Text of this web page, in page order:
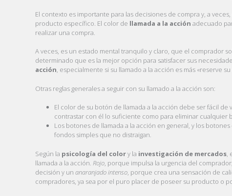
El contexto es importante para las decisiones de compra y, a
producto específico. El color de llamada a la acción adecuado
realizar una compra.
A veces, es un estado mental tranquilo y claro, que el comprador
determinado que es la mejor opción para satisfacer sus
acción, especialmente si su llamado a la acción es más «reserve
Otras reglas generales a seguir con su llamado a la acción son:
El color de su botón de llamada a la acción debe ser fácil
contrastar con él lo suficiente como para eliminar cualquier
Los botones de llamada a la acción en general, y los
fondos simples que no distraigan.
Según la psicología del colory la investigación de mercados ,
llamada a la acción. Rojo , porque impulsa la urgencia del comprador;
decisión y un anaranjado intenso , porque crea una sensación de
compradores, ya sea por el puro placer de poseer su producto o